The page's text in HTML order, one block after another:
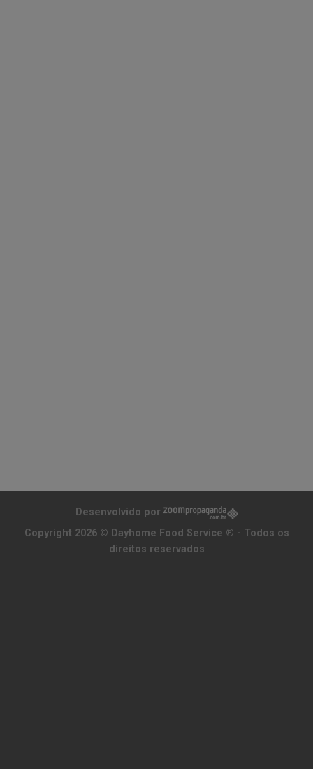
Desenvolvido por
Copyright 2026 © Dayhome Food Service ® - Todos os
direitos reservados